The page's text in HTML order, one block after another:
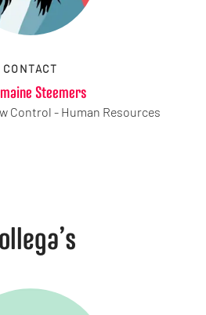
CONTACT
Steemers
Control - Human Resources